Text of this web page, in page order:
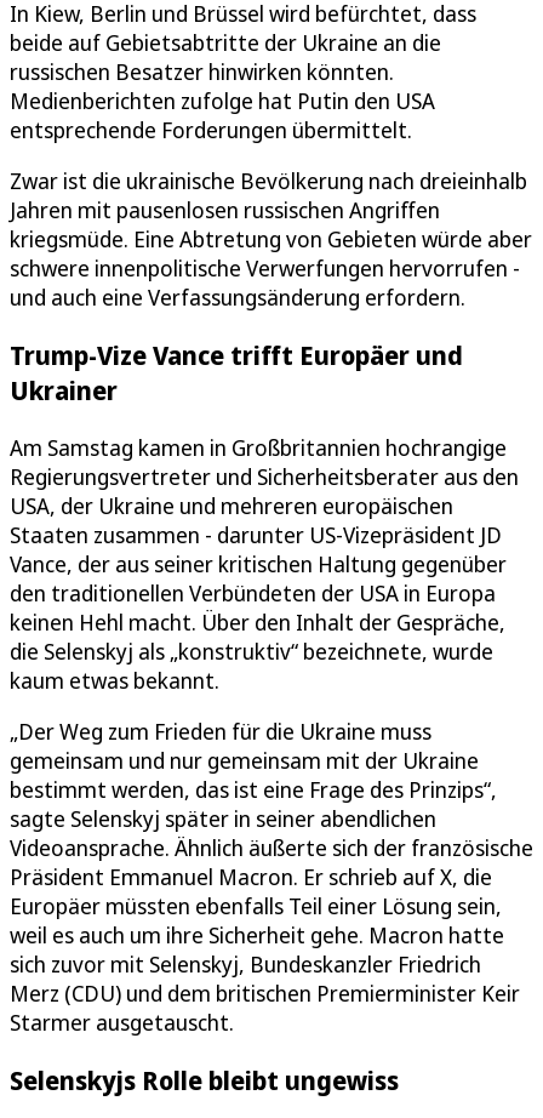
In Kiew, Berlin und Brüssel wird befürchtet, dass
beide auf Gebietsabtritte der Ukraine an die
russischen Besatzer hinwirken könnten.
Medienberichten zufolge hat Putin den USA
entsprechende Forderungen übermittelt.
Zwar ist die ukrainische Bevölkerung nach dreieinhalb
Jahren mit pausenlosen russischen Angriffen
kriegsmüde. Eine Abtretung von Gebieten würde aber
schwere innenpolitische Verwerfungen hervorrufen -
und auch eine Verfassungsänderung erfordern.
Trump-Vize Vance trifft Europäer und
Ukrainer
Am Samstag kamen in Großbritannien hochrangige
Regierungsvertreter und Sicherheitsberater aus den
USA, der Ukraine und mehreren europäischen
Staaten zusammen - darunter US-Vizepräsident JD
Vance, der aus seiner kritischen Haltung gegenüber
den traditionellen Verbündeten der USA in Europa
keinen Hehl macht. Über den Inhalt der Gespräche,
die Selenskyj als „konstruktiv“ bezeichnete, wurde
kaum etwas bekannt.
„Der Weg zum Frieden für die Ukraine muss
gemeinsam und nur gemeinsam mit der Ukraine
bestimmt werden, das ist eine Frage des Prinzips“,
sagte Selenskyj später in seiner abendlichen
Videoansprache. Ähnlich äußerte sich der französische
Präsident Emmanuel Macron. Er schrieb auf X, die
Europäer müssten ebenfalls Teil einer Lösung sein,
weil es auch um ihre Sicherheit gehe. Macron hatte
sich zuvor mit Selenskyj, Bundeskanzler Friedrich
Merz (CDU) und dem britischen Premierminister Keir
Starmer ausgetauscht.
Selenskyjs Rolle bleibt ungewiss